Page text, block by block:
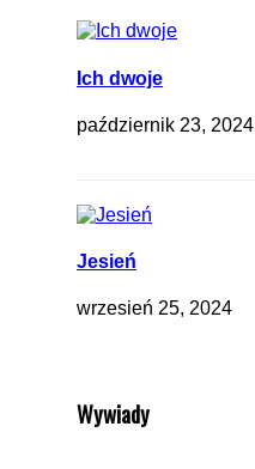
Ich dwoje
październik 23, 2024
Jesień
wrzesień 25, 2024
Wywiady